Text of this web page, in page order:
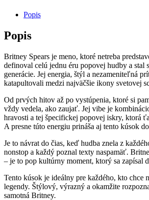
Popis
Popis
Britney Spears je meno, ktoré netreba
definoval celú jednu éru popovej hudby a stal
generácie. Jej energia, štýl a nezameniteľná
katapultovali medzi najväčšie ikony svetovej
Od prvých hitov až po vystúpenia, ktoré si
vždy vedela, ako zaujať. Jej vibe je
hravosti a tej špecifickej popovej iskry, ktorá
A presne túto energiu prináša aj tento kúsok
Je to návrat do čias, keď hudba znela z
nonstop a každý poznal texty naspamäť.
– je to pop kultúrny moment, ktorý sa zapísal
Tento kúsok je ideálny pre každého, kto chce
legendy. Štýlový, výrazný a okamžite
samotná Britney.